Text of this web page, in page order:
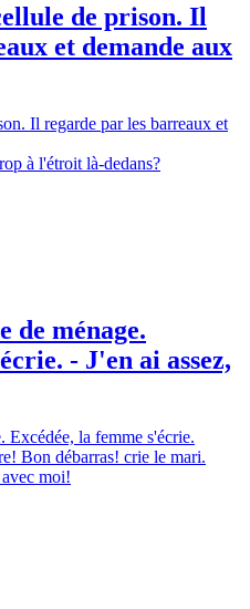
de prison. Il
et demande aux
Il regarde par les barreaux et
à l'étroit là-dedans?
de ménage.
- J'en ai assez,
Excédée, la femme s'écrie.
Bon débarras! crie le mari.
moi!